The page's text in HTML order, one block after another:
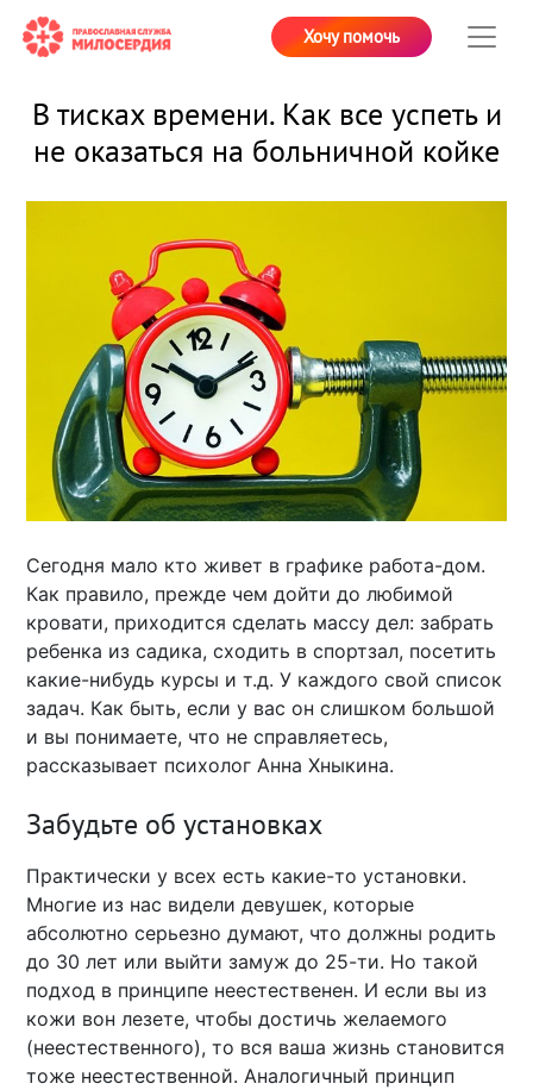
Хочу помочь
В тисках времени. Как все успеть и
не оказаться на больничной койке
Сегодня мало кто живет в графике работа-дом.
Как правило, прежде чем дойти до любимой
кровати, приходится сделать массу дел: забрать
ребенка из садика, сходить в спортзал, посетить
какие-нибудь курсы и т.д. У каждого свой список
задач. Как быть, если у вас он слишком большой
и вы понимаете, что не справляетесь,
рассказывает психолог Анна Хныкина.
Забудьте об установках
Практически у всех есть какие-то установки.
Многие из нас видели девушек, которые
абсолютно серьезно думают, что должны родить
до 30 лет или выйти замуж до 25-ти. Но такой
подход в принципе неестественен. И если вы из
кожи вон лезете, чтобы достичь желаемого
(неестественного), то вся ваша жизнь становится
тоже неестественной. Аналогичный принцип